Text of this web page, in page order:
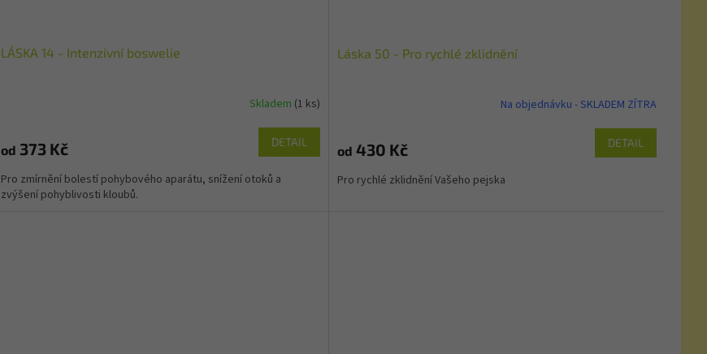
LÁSKA 14 - Intenzivní boswelie
Skladem (1 ks)
od 373 Kč DETAIL
Pro zmírnění bolestí pohybového aparátu, snížení otoků a
zvýšení pohyblivosti kloubů.
Láska 50 - Pro rychlé zklidnění
Na objednávku - SKLADEM ZÍTRA
od 430 Kč DETAIL
Pro rychlé zklidnění Vašeho pejska